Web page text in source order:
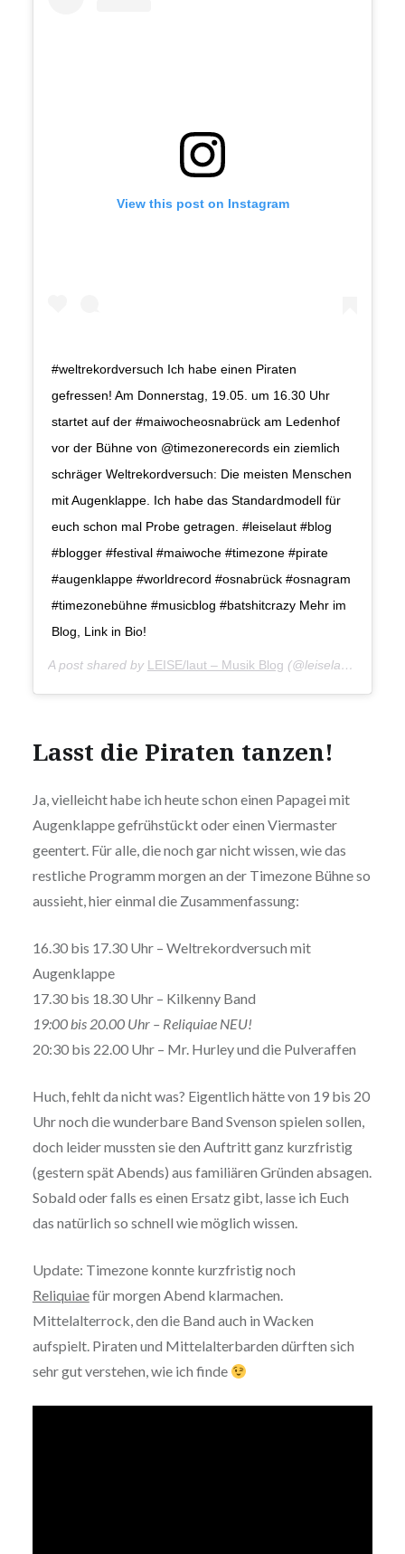
View this post on Instagram
#weltrekordversuch Ich habe einen Piraten
gefressen! Am Donnerstag, 19.05. um 16.30 Uhr
startet auf der #maiwocheosnabrück am Ledenhof
vor der Bühne von @timezonerecords ein ziemlich
schräger Weltrekordversuch: Die meisten Menschen
mit Augenklappe. Ich habe das Standardmodell für
euch schon mal Probe getragen. #leiselaut #blog
#blogger #festival #maiwoche #timezone #pirate
#augenklappe #worldrecord #osnabrück #osnagram
#timezonebühne #musicblog #batshitcrazy Mehr im
Blog, Link in Bio!
A post shared by LEISE/laut – Musik Blog (@leiselaut) on
Lasst die Piraten tanzen!
Ja, vielleicht habe ich heute schon einen Papagei mit
Augenklappe gefrühstückt oder einen Viermaster
geentert. Für alle, die noch gar nicht wissen, wie das
restliche Programm morgen an der Timezone Bühne so
aussieht, hier einmal die Zusammenfassung:
16.30 bis 17.30 Uhr – Weltrekordversuch mit
Augenklappe
17.30 bis 18.30 Uhr – Kilkenny Band
19:00 bis 20.00 Uhr – Reliquiae NEU!
20:30 bis 22.00 Uhr – Mr. Hurley und die Pulveraffen
Huch, fehlt da nicht was? Eigentlich hätte von 19 bis 20
Uhr noch die wunderbare Band Svenson spielen sollen,
doch leider mussten sie den Auftritt ganz kurzfristig
(gestern spät Abends) aus familiären Gründen absagen.
Sobald oder falls es einen Ersatz gibt, lasse ich Euch
das natürlich so schnell wie möglich wissen.
Update: Timezone konnte kurzfristig noch
Reliquiaefür morgen Abend klarmachen.
Mittelalterrock, den die Band auch in Wacken
aufspielt. Piraten und Mittelalterbarden dürften sich
sehr gut verstehen, wie ich finde